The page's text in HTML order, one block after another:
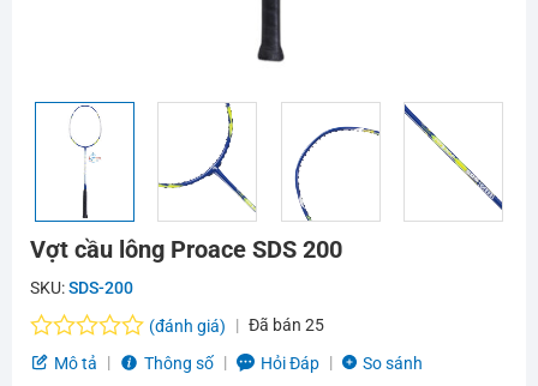
Vợt cầu lông Proace SDS 200
SKU:SDS-200
Được
(đánh giá) Đã bán 25
Mô tả
Thông số Hỏi Đáp So sánh